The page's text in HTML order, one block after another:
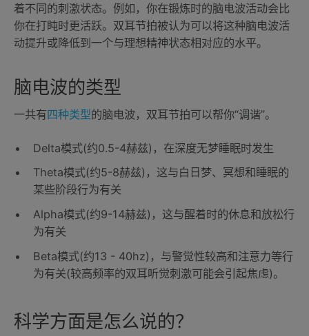
着不同的刺激状态。例如，你在锻炼时的脑电波活动会比
你在打盹时更活跃。双耳节拍被认为可以将这种脑电波活
动提升或降低到一个与理想精神状态相对应的水平。
脑电波的类型
一共有四种类型的脑电波，双耳节拍可以帮你“调谐”。
Delta模式(约0.5-4赫兹)，在深度无梦睡眠时发生
Theta模式(约5-8赫兹)，这与白日梦、冥想和睡眠的
某些阶段行为有关
Alpha模式(约9-14赫兹)，这与醒着时的休息和放松行
为有关
Beta模式(约13 - 40hz)，与警觉性较高和注意力等行
为有关(较高频率的双耳听觉刺激可能会引起焦虑)。
科学方面是怎么说的？